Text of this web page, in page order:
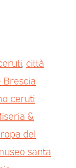
, città
Brescia
ceruti
&
del
santa